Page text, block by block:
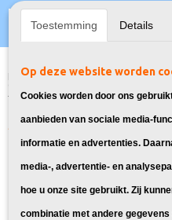
Inloggen Registreren
Home>Model Printer>PGI-5/CLI-
Alle cartridges
Canon Pixma
Toestemming Details
Op deze website worden
Cookies worden door ons
aanbieden van sociale media-
informatie en advertenties.
media-, advertentie- en
hoe u onze site gebruikt. Zij
combinatie met andere